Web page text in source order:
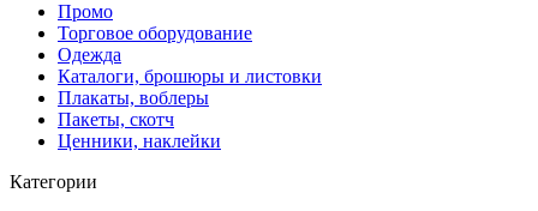
Промо
Торговое оборудование
Одежда
Каталоги, брошюры и листовки
Плакаты, воблеры
Пакеты, скотч
Ценники, наклейки
Категории